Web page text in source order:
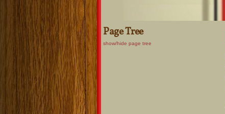
Page Tree
show/hide page tree